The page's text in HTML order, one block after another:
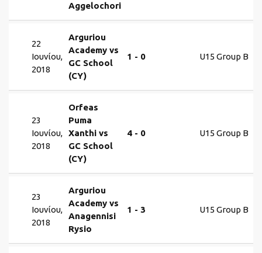
Aggelochori
22
Ιουνίου,
2018
Arguriou
Academy vs
GC School
(CY)
1 - 0 U15 Group B
23
Ιουνίου,
2018
Orfeas
Puma
Xanthi vs
GC School
(CY)
4 - 0 U15 Group B
23
Ιουνίου,
2018
Arguriou
Academy vs
Anagennisi
Rysio
1 - 3 U15 Group B